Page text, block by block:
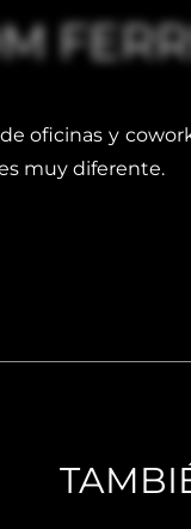
oficinas y
muy diferente.